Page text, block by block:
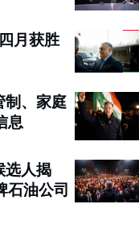
月获胜
、家庭
息
人揭
石油公司